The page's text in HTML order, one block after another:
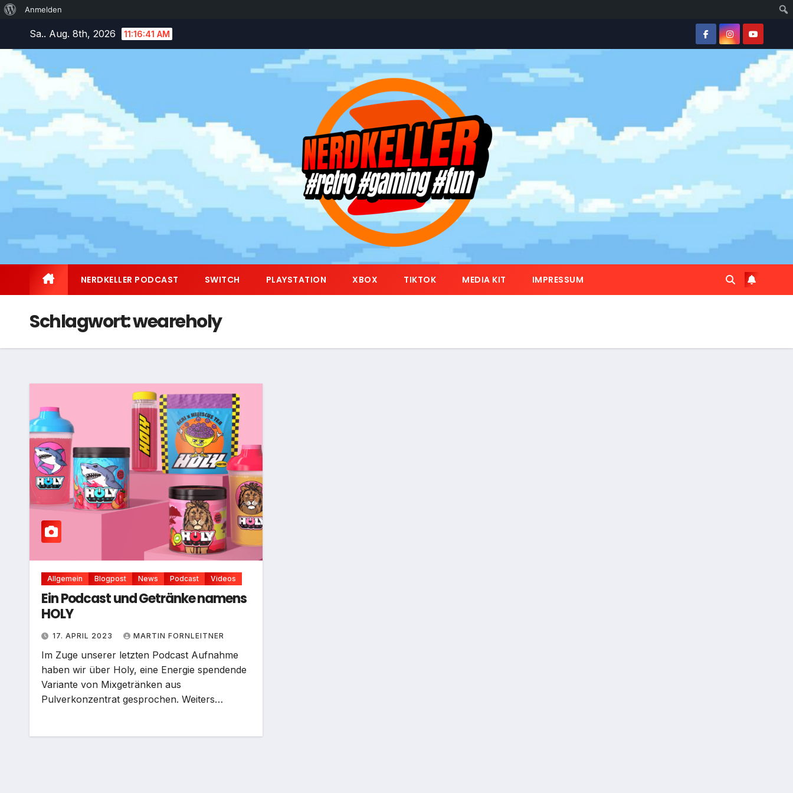
Über
Anmelden
springen
Sa.. Aug. 8th, 2026 11:16:42 AM
NERDKELLER PODCAST SWITCH PLAYSTATION XBOX TIKTOK MEDIA KIT IMPRESSUM
Schlagwort:weareholy
Allgemein Blogpost News Podcast Videos
Ein Podcast und Getränke namens
HOLY
17. APRIL 2023 MARTIN FORNLEITNER
Im Zuge unserer letzten Podcast Aufnahme
haben wir über Holy, eine Energie spendende
Variante von Mixgetränken aus
Pulverkonzentrat gesprochen. Weiters…